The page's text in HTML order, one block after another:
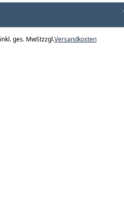
inkl. ges. MwStzzgl.Versandkosten